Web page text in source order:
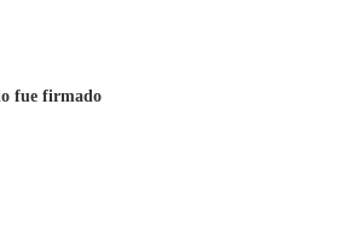
fue firmado